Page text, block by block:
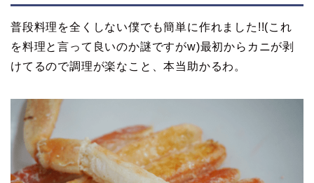
普段料理を全くしない僕でも簡単に作れました!!(これ
を料理と言って良いのか謎ですがw)最初からカニが剥
けてるので調理が楽なこと、本当助かるわ。